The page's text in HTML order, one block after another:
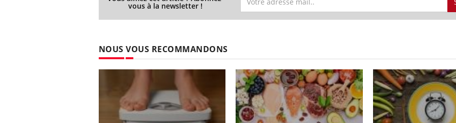
vous à la newsletter !
NOUS VOUS RECOMMANDONS